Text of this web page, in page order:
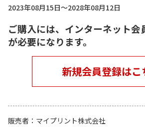
2023年08月15日～2028年08月12日
ご購入には、インターネット会
が必要になります。
新規会員登録はこ
販売者
マイプリント株式会社